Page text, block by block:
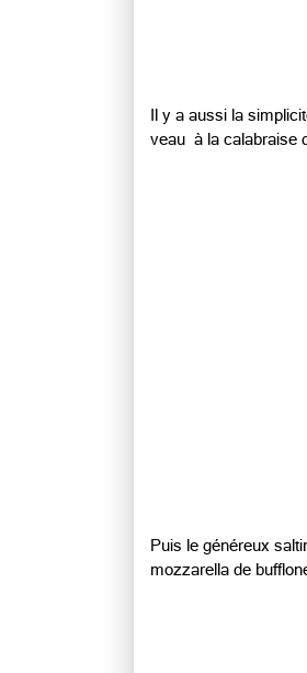
Il y a aussi la
veau à la calabraise
Puis le généreux
mozzarella de